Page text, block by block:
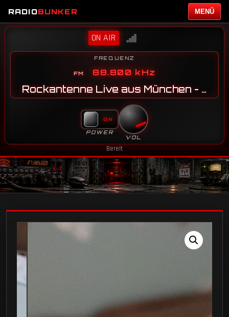
RADIOBUNKER MENÜ
ON AIR
FREQUENZ
88.800 kHz
Rockantenne Live aus München - JN58SG
POWER
VOL
Bereit